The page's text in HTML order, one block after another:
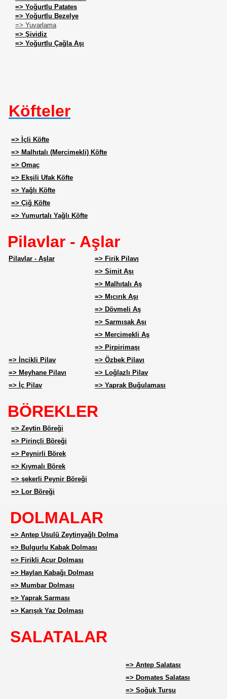
=> Yoğurtlu Patates
=> Yoğurtlu Bezelye
=> Yuvarlama
=> Şividiz
=> Yoğurtlu Çağla Aşı
Köfteler
=> İçli Köfte
=> Malhıtalı (Mercimekli) Köfte
=> Omaç
=> Ekşili Ufak Köfte
=> Yağlı Köfte
=> Çiğ Köfte
=> Yumurtalı Yağlı Köfte
Pilavlar - Aşlar
Pilavlar - Aşlar
=> Firik Pilavı
=> Simit Aşı
=> Malhıtalı Aş
=> Mıcırık Aşı
=> Dövmeli Aş
=> Sarmısak Aşı
=> Mercimekli Aş
=> Pirpirimaşı
=> İncikli Pilav
=> Özbek Pilavı
=> Meyhane Pilavı
=> Loğlazlı Pilav
=> İç Pilav
=> Yaprak Buğulaması
BÖREKLER
=> Zeytin Böreği
=> Pirinçli Böreği
=> Peynirli Börek
=> Kıymalı Börek
=> şekerli Peynir Böreği
=> Lor Böreği
DOLMALAR
=> Antep Usulü Zeytinyağlı Dolma
=> Bulgurlu Kabak Dolması
=> Firikli Acur Dolması
=> Haylan Kabağı Dolması
=> Mumbar Dolması
=> Yaprak Sarması
=> Karışık Yaz Dolması
SALATALAR
=> Antep Salatası
=> Domates Salatası
=> Soğuk Turşu